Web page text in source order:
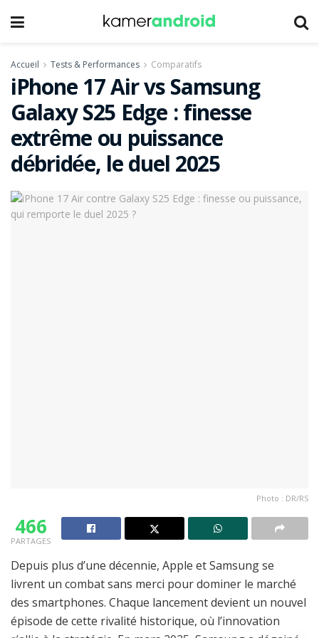
Accueil Tests & Performances Comparatifs
iPhone 17 Air vs Samsung
Galaxy S25 Edge : finesse
extrême ou puissance
débridée, le duel 2025
Photo : DR/RS
466
PARTAGES
Depuis plus d’une décennie, Apple et Samsung se
livrent un combat sans merci pour dominer le marché
des smartphones. Chaque lancement devient un nouvel
épisode de cette rivalité historique, où l’innovation